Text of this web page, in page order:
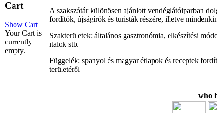
Cart
Show Cart
Your Cart is
currently
empty.
A szakszótár különösen ajánlott vendéglátóiparban
fordítók, újságírók és turisták részére, illetve
Szakterületek: általános gasztronómia, elkészítési
italok stb.
Függelék: spanyol és magyar étlapok és receptek
területéről
who